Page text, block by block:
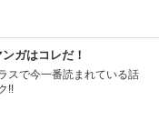
ガはコレだ！
スで今一番読まれている話
!!